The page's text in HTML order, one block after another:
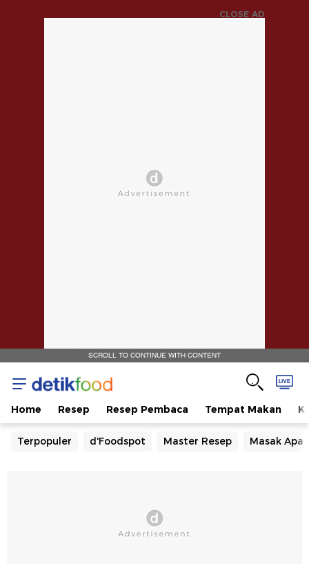
CLOSE AD
SCROLL TO CONTINUE WITH CONTENT
Home Resep Resep Pembaca Tempat Makan
Terpopuler d'Foodspot Master Resep Masak Apa